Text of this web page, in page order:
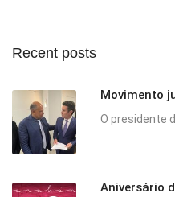
Recent posts
Movimento
O presidente
Aniversário